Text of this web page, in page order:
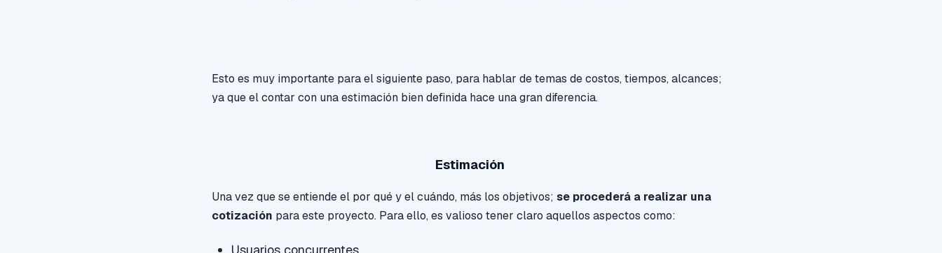
Esto es muy importante para el siguiente paso, para hablar de temas de costos, tiempos, alcances;
ya que el contar con una estimación bien definida hace una gran diferencia.
Estimación
Una vez que se entiende el por qué y el cuándo, más los objetivos;se procederá a realizar una
cotización para este proyecto. Para ello, es valioso tener claro aquellos aspectos como: